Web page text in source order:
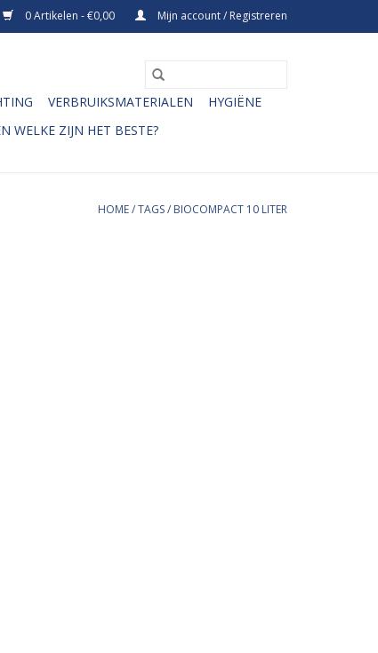
0 Artikelen - €0,00 Mijn account / Registreren
VERBRUIKSMATERIALEN
HYGIËNE
WELKE ZIJN HET BESTE?
HOME/TAGS/ BIOCOMPACT 10 LITER